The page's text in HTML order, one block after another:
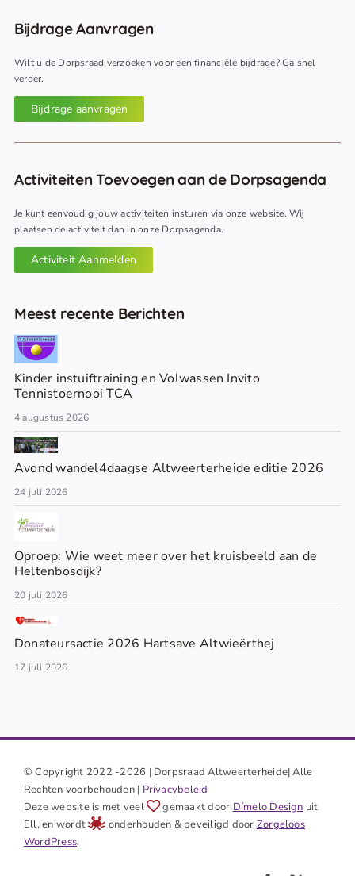
Bijdrage Aanvragen
Wilt u de Dorpsraad verzoeken voor een financiële bijdrage? Ga snel
verder.
Bijdrage aanvragen
Activiteiten Toevoegen aan de Dorpsagenda
Je kunt eenvoudig jouw activiteiten insturen via onze website. Wij
plaatsen de activiteit dan in onze Dorpsagenda.
Activiteit Aanmelden
Meest recente Berichten
Kinder instuiftraining en Volwassen Invito
Tennistoernooi TCA
4 augustus 2026
Avond wandel4daagse Altweerterheide editie 2026
24 juli 2026
Oproep: Wie weet meer over het kruisbeeld aan de
Heltenbosdijk?
20 juli 2026
Donateursactie 2026 Hartsave Altwieërthej
17 juli 2026
© Copyright 2022 -2026 | Dorpsraad Altweerterheide| Alle
Rechten voorbehouden | Privacybeleid
Deze website is met veel
gemaakt door Dímelo Design uit
Ell, en wordt
onderhouden & beveiligd door Zorgeloos
WordPress.